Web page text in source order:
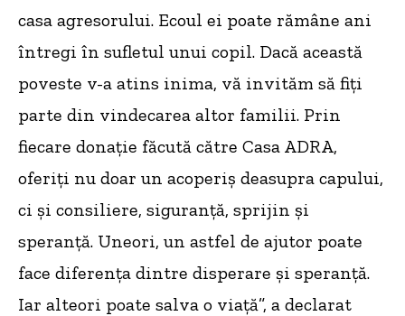
casa agresorului. Ecoul ei poate rămâne ani
întregi în sufletul unui copil. Dacă această
poveste v-a atins inima, vă invităm să fiți
parte din vindecarea altor familii. Prin
fiecare donație făcută către Casa ADRA,
oferiți nu doar un acoperiș deasupra capului,
ci și consiliere, siguranță, sprijin și
speranță. Uneori, un astfel de ajutor poate
face diferența dintre disperare și speranță.
Iar alteori poate salva o viață”, a declarat